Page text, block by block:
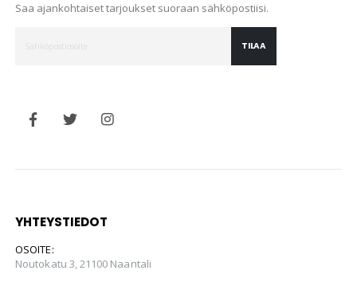
Saa ajankohtaiset tarjoukset suoraan sähköpostiisi.
TILAA
YHTEYSTIEDOT
OSOITE:
Noutokatu 3, 21100 Naantali